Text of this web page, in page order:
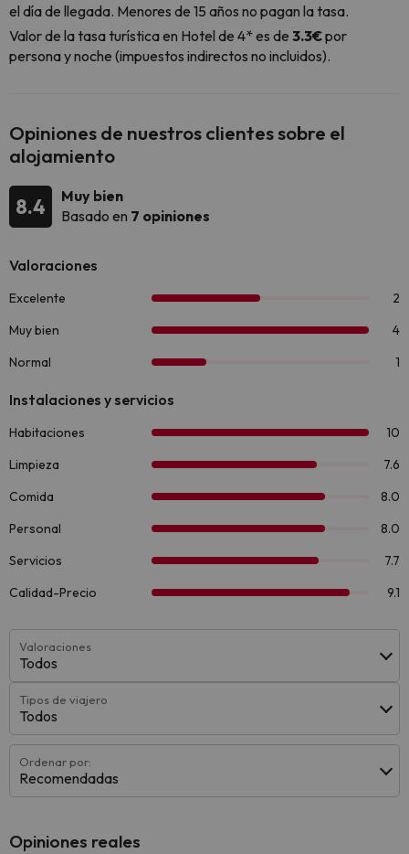
el día de llegada. Menores de 15 años no pagan la tasa.
Valor de la tasa turística en Hotel de 4* es de 3.3€por
persona y noche (impuestos indirectos no incluidos).
Opiniones de nuestros clientes sobre el
alojamiento
8.4
Muy bien
Basado en 7 opiniones
Valoraciones
Todos
Tipos de viajero
Todos
Ordenar por:
Recomendadas
Opiniones reales